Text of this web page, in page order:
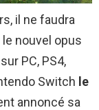
il ne faudra
nouvel opus
PC, PS4,
Switch le
annoncé sa